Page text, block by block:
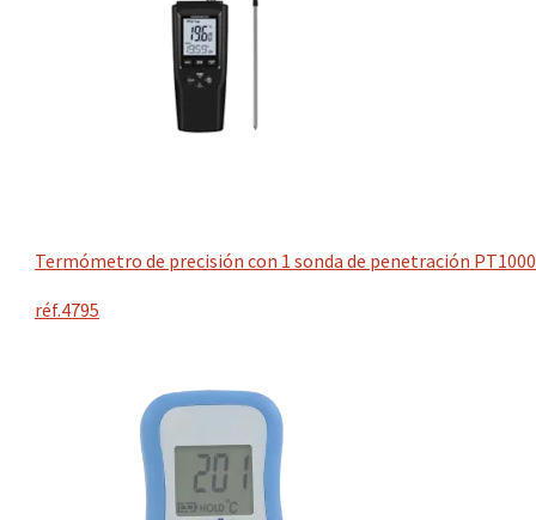
Termómetro de precisión con 1 sonda de penetración PT1000
réf.4795